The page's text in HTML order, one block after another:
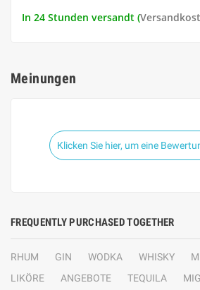
In 24 Stunden versandt (
Meinungen
Klicken Sie hier, um eine
FREQUENTLY PURCHASED TOGETHER
RHUM GIN WODKA WHISKY
LIKÖRE
ANGEBOTE TEQUILA